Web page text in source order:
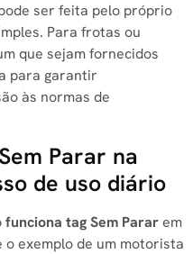
ser feita pelo próprio
Para frotas ou
que sejam fornecidos
para garantir
às normas de
Parar na
de uso diário
funciona tag Sem Pararem
exemplo de um motorista